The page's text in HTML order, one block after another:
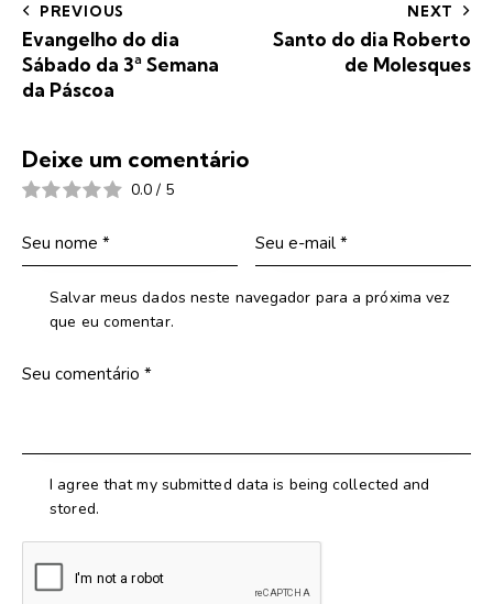
PREVIOUS
Evangelho do dia
Sábado da 3ª Semana
da Páscoa
NEXT
Santo do dia Roberto
de Molesques
Deixe um comentário
0.0 / 5
Salvar meus dados neste navegador para a próxima vez
que eu comentar.
I agree that my submitted data is being collected and
stored.